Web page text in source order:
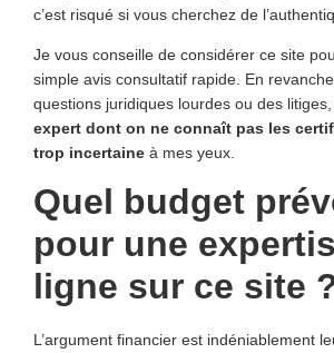
c’est risqué si vous cherchez de
Je vous conseille de considérer ce site
simple avis consultatif rapide. En
questions juridiques lourdes ou des litiges,
expert dont on ne connaît pas les
trop incertaine à mes yeux.
Quel budget
pour une
ligne sur ce site
L’argument financier est indéniablement